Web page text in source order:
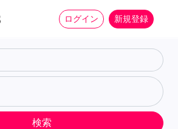
ログイン 新規登録
検索